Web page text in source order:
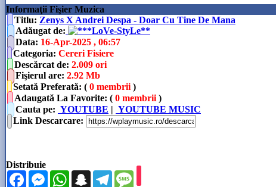
Informaţii Fişier Muzica
Titlu: Zenys X Andrei Despa - Doar Cu Tine De Mana
Adăugat de:
**LoVe-StyLe**
Data: 16-Apr-2025 , 06:57
Categoria: Cereri Fisiere
Descărcat de: 2.009 ori
Fişierul are: 2.92 Mb
Setată Preferată: ( 0 membrii )
Adaugată La Favorite: ( 0 membrii )
Cauta pe: YOUTUBE | YOUTUBE MUSIC
Link Descarcare:
Distribuie
FacebookMessengerWhatsAppSnapchatTelegram